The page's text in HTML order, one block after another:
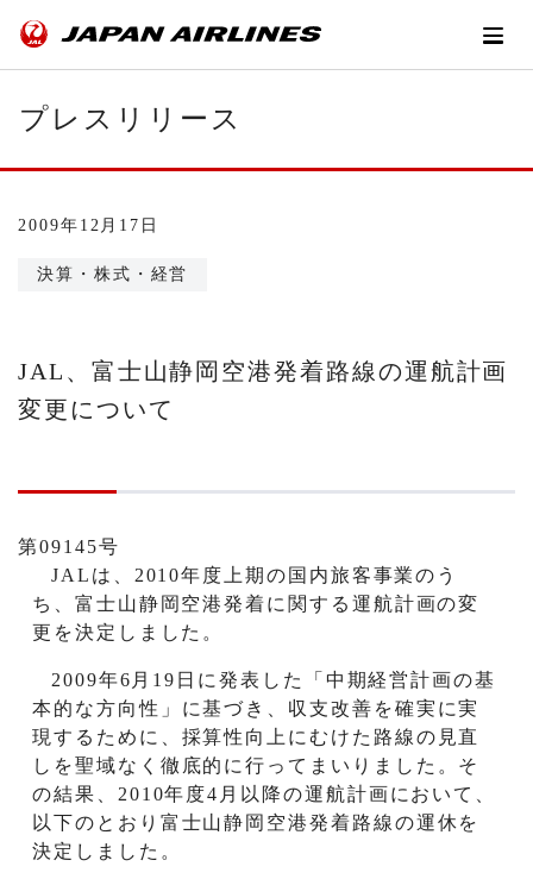
プレスリリース
2009年12月17日
決算・株式・経営
JAL、富士山静岡空港発着路線の運航計画
変更について
第09145号
JAL は、 2010年度上期の国内旅客事業のう
ち、富士山静岡空港発着に関する運航計画の変
更を決定しました。
2009年6 月 19 日に発表した「中期経営計画の基
本的な方向性」に基づき、収支改善を確実に実
現するために、採算性向上にむけた路線の見直
しを聖域なく徹底的に行ってまいりました。そ
の結果、 2010年度4 月以降の運航計画において、
以下のとおり富士山静岡空港発着路線の運休を
決定しました。